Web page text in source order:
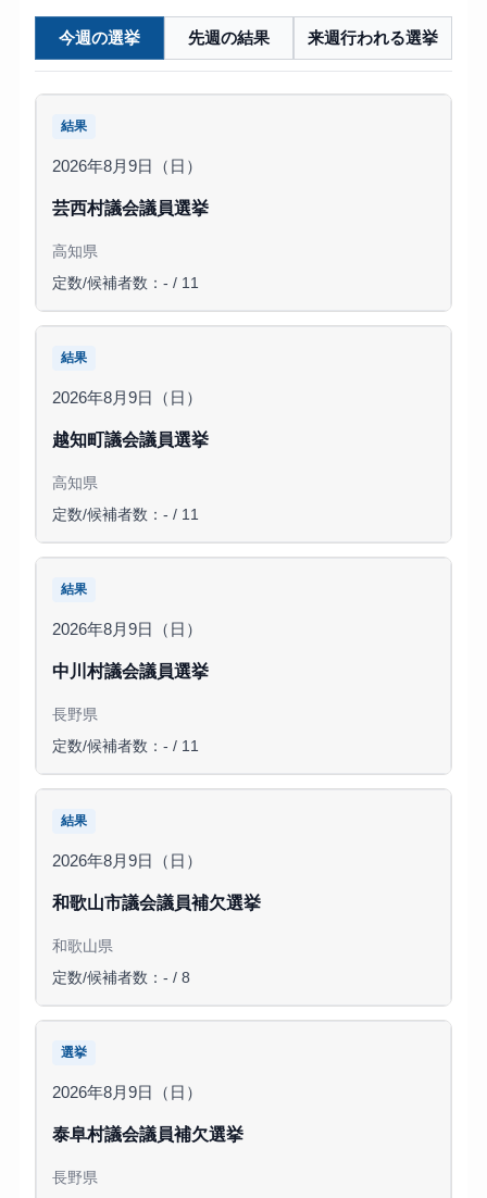
今週の選挙 先週の結果 来週行われる選挙
結果
2026年8月9日（日）
芸西村議会議員選挙
高知県
定数/候補者数：- / 11
結果
2026年8月9日（日）
越知町議会議員選挙
高知県
定数/候補者数：- / 11
結果
2026年8月9日（日）
中川村議会議員選挙
長野県
定数/候補者数：- / 11
結果
2026年8月9日（日）
和歌山市議会議員補欠選挙
和歌山県
定数/候補者数：- / 8
選挙
2026年8月9日（日）
泰阜村議会議員補欠選挙
長野県